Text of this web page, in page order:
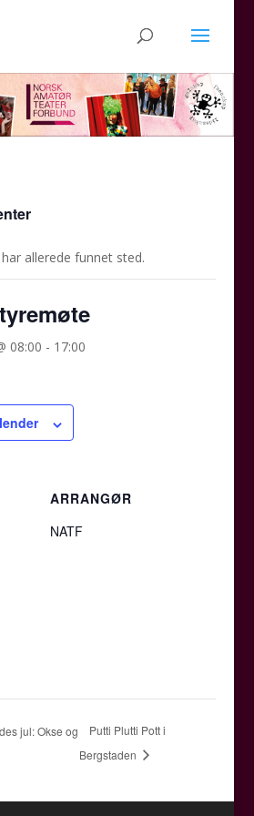
allerede funnet sted.
08:00 - 17:00
ARRANGØR
NATF
jul: Okse og
Putti Plutti Pott i
Bergstaden